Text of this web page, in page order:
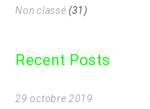
Non classé (31)
Recent Posts
29 octobre 2019